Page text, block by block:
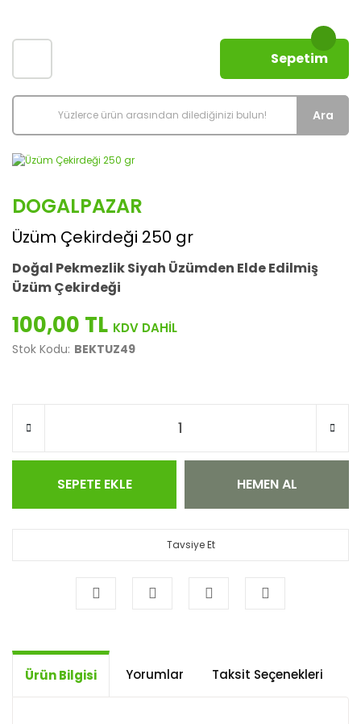
Ara
Sepetim
DOGALPAZAR
Üzüm Çekirdeği 250 gr
Doğal Pekmezlik Siyah Üzümden Elde Edilmiş
Üzüm Çekirdeği
100,00 TL
Stok Kodu: BEKTUZ49
SEPETE EKLE HEMEN AL
Tavsiye Et
Ürün Bilgisi Yorumlar Taksit Seçenekleri